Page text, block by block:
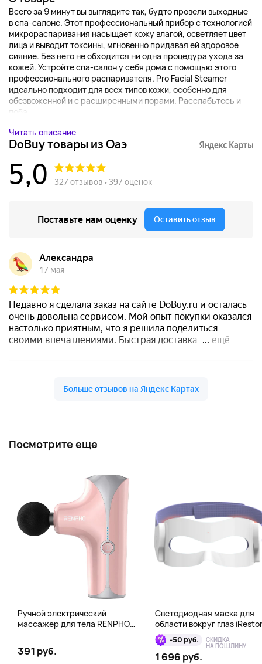
Всего за 9 минут вы выглядите так, будто провели выходные
в спа-салоне. Этот профессиональный прибор с технологией
микрораспаривания насыщает кожу влагой, осветляет цвет
лица и выводит токсины, мгновенно придавая ей здоровое
сияние. Без него не обходится ни одна процедура ухода за
кожей. Устройте спа-салон у себя дома с помощью этого
профессионального распаривателя. Pro Facial Steamer
идеально подходит для всех типов кожи, особенно для
обезвоженной и с расширенными порами. Расслабьтесь и
поба...
Читать описание
Посмотрите еще
Ручной электрический
массажер для тела RENPHO
391 руб.
Светодиодная маска для
области вокруг глаз
Illumina LED Eye Mask
-50 руб. СКИДКА
НА ПОШЛИНУ
1 696 руб.